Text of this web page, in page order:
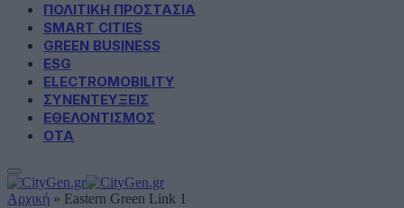
ΠΟΛΙΤΙΚΗ ΠΡΟΣΤΑΣΙΑ
SMART CITIES
GREEN BUSINESS
ESG
ELECTROMOBILITY
ΣΥΝΕΝΤΕΥΞΕΙΣ
ΕΘΕΛΟΝΤΙΣΜΟΣ
ΟΤΑ
Αρχική » Eastern Green Link 1